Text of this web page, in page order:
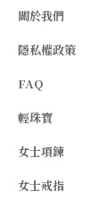
關於我們
隱私權政策
FAQ
輕珠寶
女士項鍊
女士戒指